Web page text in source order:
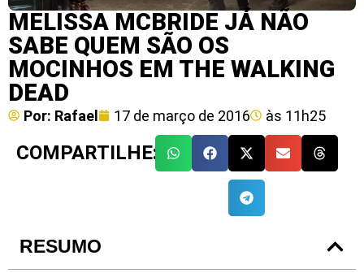
MELISSA MCBRIDE JÁ NÃO
SABE QUEM SÃO OS
MOCINHOS EM THE WALKING
DEAD
Por: Rafael 17 de março de 2016 às 11h25
COMPARTILHE:
RESUMO